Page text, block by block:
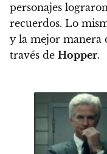
personajes
recuerdos. Lo
y la mejor manera
través de Hopper.